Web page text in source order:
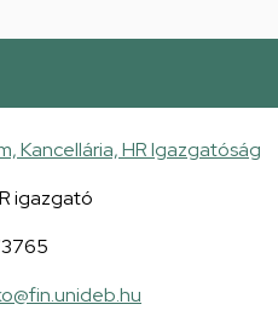
Kancellária, HR Igazgatóság
igazgató